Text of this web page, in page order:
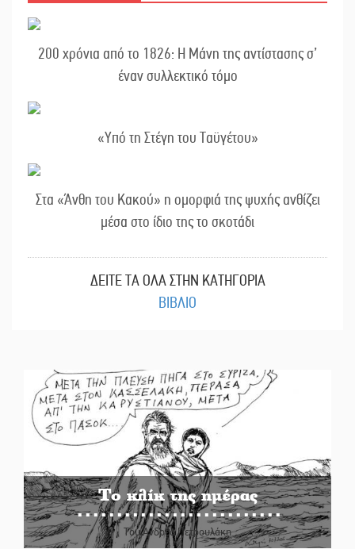
200 χρόνια από το 1826: Η Μάνη της αντίστασης σ’
έναν συλλεκτικό τόμο
«Υπό τη Στέγη του Ταϋγέτου»
Στα «Άνθη του Κακού» η ομορφιά της ψυχής ανθίζει
μέσα στο ίδιο της το σκοτάδι
ΔΕΙΤΕ ΤΑ ΟΛΑ ΣΤΗΝ ΚΑΤΗΓΟΡΙΑ
ΒΙΒΛΙΟ
Το κλίκ της ημέρας
Του Ανδρέα Πετρουλάκη